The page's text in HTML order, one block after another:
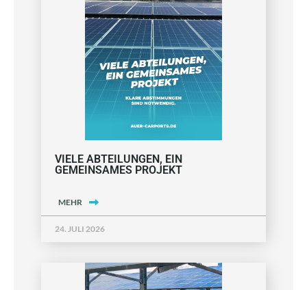
VIELE ABTEILUNGEN, EIN
GEMEINSAMES PROJEKT
MEHR
24. JULI 2026